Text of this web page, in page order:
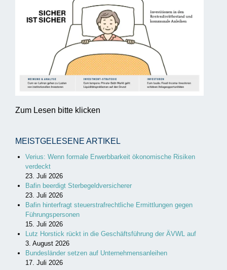
Zum Lesen bitte klicken
MEISTGELESENE ARTIKEL
Verius: Wenn formale Erwerbbarkeit ökonomische Risiken
verdeckt
23. Juli 2026
Bafin beerdigt Sterbegeldversicherer
23. Juli 2026
Bafin hinterfragt steuerstrafrechtliche Ermittlungen gegen
Führungspersonen
15. Juli 2026
Lutz Horstick rückt in die Geschäftsführung der ÄVWL auf
3. August 2026
Bundesländer setzen auf Unternehmensanleihen
17. Juli 2026